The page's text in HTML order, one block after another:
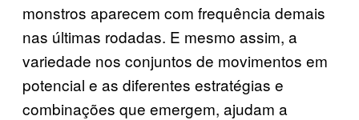
monstros aparecem com frequência demais
nas últimas rodadas. E mesmo assim, a
variedade nos conjuntos de movimentos em
potencial e as diferentes estratégias e
combinações que emergem, ajudam a